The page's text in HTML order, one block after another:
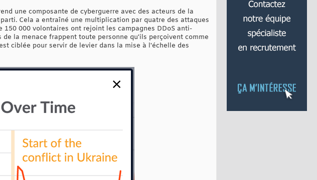
une composante de cyberguerre avec des acteurs de la
Cela a entraîné une multiplication par quatre des attaques
000 volontaires ont rejoint les campagnes DDoS anti-
la menace frappent toute personne qu'ils perçoivent comme
ciblée pour servir de levier dans la mise à l'échelle des